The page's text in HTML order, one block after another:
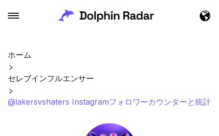
ホーム
セレブインフルエンサー
@lakersvshaters Instagramフォロワーカウンターと統計